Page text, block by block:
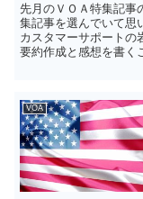
先月のＶＯＡ特集記事
集記事を選んでいて思
カスタマーサポートの
要約作成と感想を書く
VOA